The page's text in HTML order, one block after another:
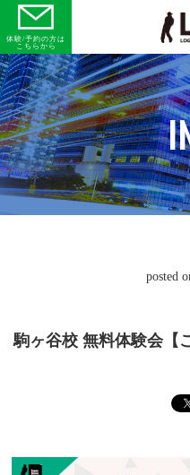
体験/予約の方は
こちらから
posted
駒ヶ谷校 無料体験会【